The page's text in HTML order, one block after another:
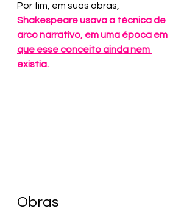
Por fim, em suas obras,
Shakespeare usava a técnica de
arco narrativo, em uma época em
que esse conceito ainda nem
existia.
Obras